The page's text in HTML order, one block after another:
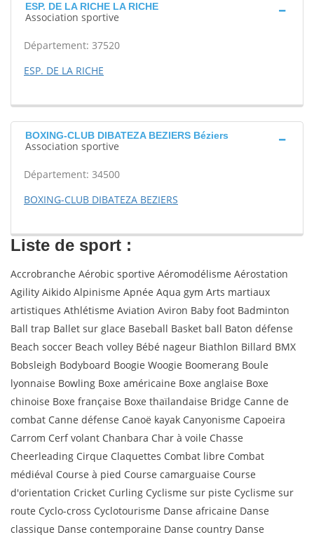
ESP. DE LA RICHE LA RICHE
Association sportive
Département: 37520
ESP. DE LA RICHE
BOXING-CLUB DIBATEZA BEZIERS Béziers
Association sportive
Département: 34500
BOXING-CLUB DIBATEZA BEZIERS
Liste de sport :
Accrobranche Aérobic sportive Aéromodélisme Aérostation
Agility Aikido Alpinisme Apnée Aqua gym Arts martiaux
artistiques Athlétisme Aviation Aviron Baby foot Badminton
Ball trap Ballet sur glace Baseball Basket ball Baton défense
Beach soccer Beach volley Bébé nageur Biathlon Billard BMX
Bobsleigh Bodyboard Boogie Woogie Boomerang Boule
lyonnaise Bowling Boxe américaine Boxe anglaise Boxe
chinoise Boxe française Boxe thaïlandaise Bridge Canne de
combat Canne défense Canoë kayak Canyonisme Capoeira
Carrom Cerf volant Chanbara Char à voile Chasse
Cheerleading Cirque Claquettes Combat libre Combat
médiéval Course à pied Course camarguaise Course
d'orientation Cricket Curling Cyclisme sur piste Cyclisme sur
route Cyclo-cross Cyclotourisme Danse africaine Danse
classique Danse contemporaine Danse country Danse